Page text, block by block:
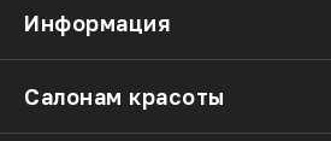
Информация
Салонам красоты